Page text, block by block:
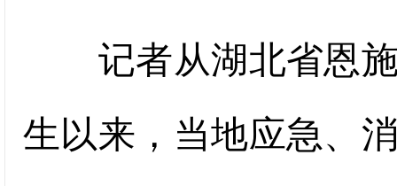
记者从湖北省恩施
生以来，当地应急、